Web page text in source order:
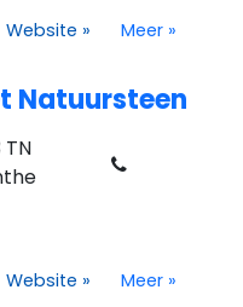
Website » Meer »
Natuursteen
Website » Meer »